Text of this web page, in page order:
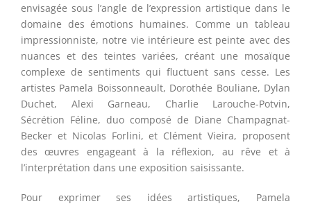
envisagée sous l’angle de l’expression artistique dans le
domaine des émotions humaines. Comme un tableau
impressionniste, notre vie intérieure est peinte avec des
nuances et des teintes variées, créant une mosaïque
complexe de sentiments qui fluctuent sans cesse. Les
artistes Pamela Boissonneault, Dorothée Bouliane, Dylan
Duchet, Alexi Garneau, Charlie Larouche-Potvin,
Sécrétion Féline, duo composé de Diane Champagnat-
Becker et Nicolas Forlini, et Clément Vieira, proposent
des œuvres engageant à la réflexion, au rêve et à
l’interprétation dans une exposition saisissante.
Pour exprimer ses idées artistiques, Pamela